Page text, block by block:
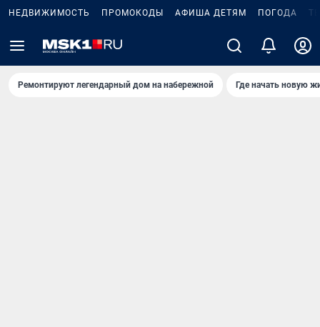
НЕДВИЖИМОСТЬ ПРОМОКОДЫ АФИША ДЕТЯМ ПОГОДА
Ремонтируют легендарный дом на набережной Где начать новую